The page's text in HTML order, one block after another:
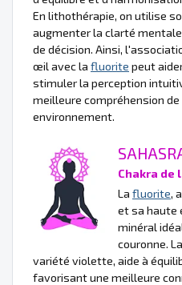
En lithothérapie, on utilise
augmenter la clarté
de décision. Ainsi,
œil avec la fluorite peut
stimuler la perception
meilleure compréhension
environnement.
Chakra de
La fluorite,
et sa haute
minéral
couronne. La
variété violette, aide à
favorisant une meilleure